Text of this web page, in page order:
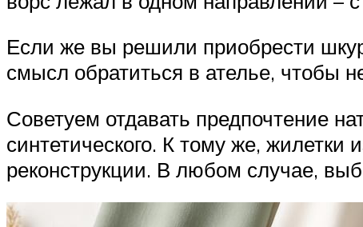
Если же вы решили приобрести
смысл обратиться в ателье, чтобы
Советуем отдавать предпочтение
синтетического. К тому же,
реконструкции. В любом случае,